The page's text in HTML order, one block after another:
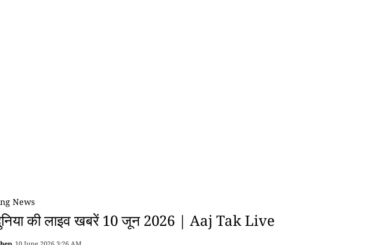
News
की लाइव खबरें 10 जून 2026 | Aaj Tak Live